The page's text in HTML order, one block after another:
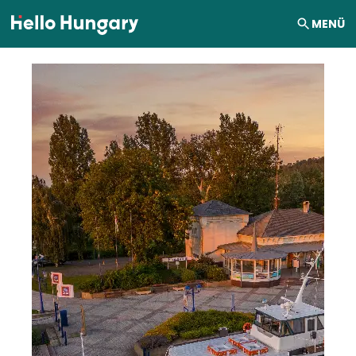
Ugrás a tartalomhoz MENÜ